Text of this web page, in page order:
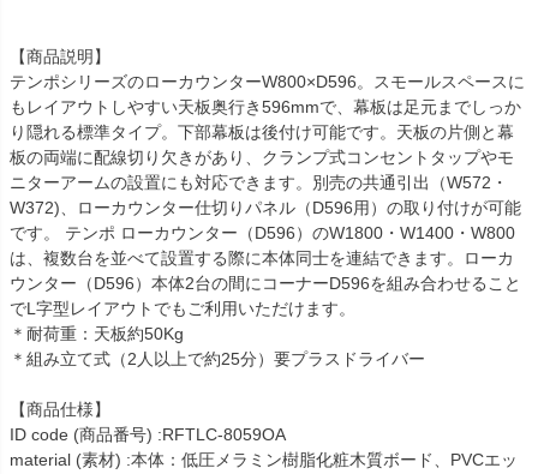
【商品説明】
テンポシリーズのローカウンターW800×D596。スモールスペースに
もレイアウトしやすい天板奥行き596mmで、幕板は足元までしっか
り隠れる標準タイプ。下部幕板は後付け可能です。天板の片側と幕
板の両端に配線切り欠きがあり、クランプ式コンセントタップやモ
ニターアームの設置にも対応できます。別売の共通引出（W572・
W372)、ローカウンター仕切りパネル（D596用）の取り付けが可能
です。 テンポ ローカウンター（D596）のW1800・W1400・W800
は、複数台を並べて設置する際に本体同士を連結できます。ローカ
ウンター（D596）本体2台の間にコーナーD596を組み合わせること
でL字型レイアウトでもご利用いただけます。
＊耐荷重：天板約50Kg
＊組み立て式（2人以上で約25分）要プラスドライバー
【商品仕様】
ID code (商品番号) :RFTLC-8059OA
material (素材) :本体：低圧メラミン樹脂化粧木質ボード、PVCエッ